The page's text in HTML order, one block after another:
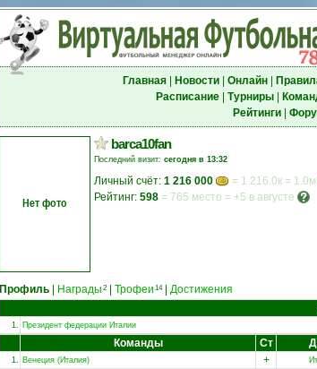
Главная| Новости| Онлайн|
Расписание| Турниры|
Рейтинги|
Нет фото
barca10fan
Последний визит: сегодня в 13:32
Личный счёт: 1 216 000
= 1 216.0к = 1.0м
Рейтинг: 598 = 765 место = +5 в августе
Профиль Награды 2 Трофеи 14| Достижения
1. Президент федерации Италии
Команды Ст
1. Венеция (Италия) +